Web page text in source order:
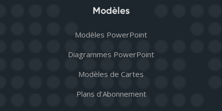
Modèles
Modèles PowerPoint
Diagrammes PowerPoint
Modèles de Cartes
Plans d'Abonnement